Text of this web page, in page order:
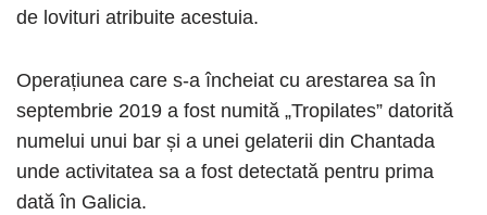
de lovituri atribuite acestuia.
Operațiunea care s-a încheiat cu arestarea sa în
septembrie 2019 a fost numită „Tropilates” datorită
numelui unui bar și a unei gelaterii din Chantada
unde activitatea sa a fost detectată pentru prima
dată în Galicia.